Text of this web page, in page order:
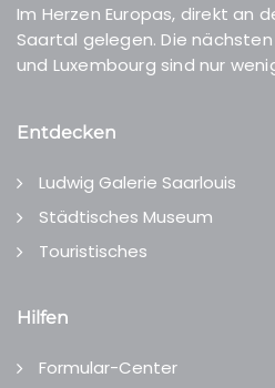
Im Herzen Europas, direkt an
Saartal gelegen. Die
und Luxembourg sind nur
Entdecken
Ludwig Galerie Saarlouis
Städtisches Museum
Touristisches
Hilfen
Formular-Center